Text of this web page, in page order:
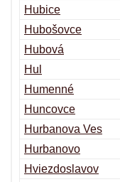
Hubice
Hubošovce
Hubová
Hul
Humenné
Huncovce
Hurbanova Ves
Hurbanovo
Hviezdoslavov